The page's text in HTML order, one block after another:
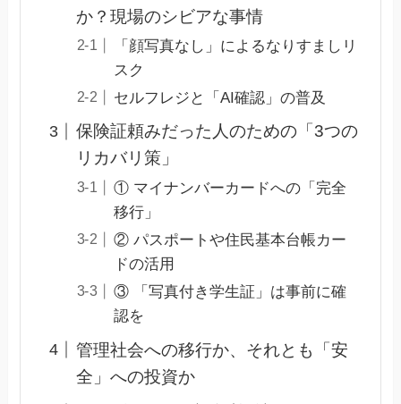
か？現場のシビアな事情
「顔写真なし」によるなりすましリ
スク
セルフレジと「AI確認」の普及
保険証頼みだった人のための「3つの
リカバリ策」
① マイナンバーカードへの「完全
移行」
② パスポートや住民基本台帳カー
ドの活用
③ 「写真付き学生証」は事前に確
認を
管理社会への移行か、それとも「安
全」への投資か